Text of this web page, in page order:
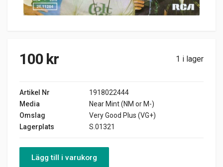
100 kr 1 i lager
Artikel Nr
1918022444
Media
Near Mint (NM or M-)
Omslag
Very Good Plus (VG+)
Lagerplats
S.01321
Lägg till i varukorg